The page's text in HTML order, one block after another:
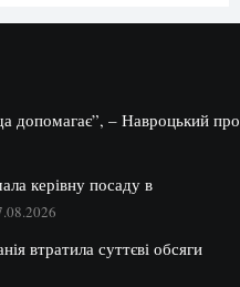
допомагає”, – Навроцький про
керівну посаду в
втратила суттєві обсяги